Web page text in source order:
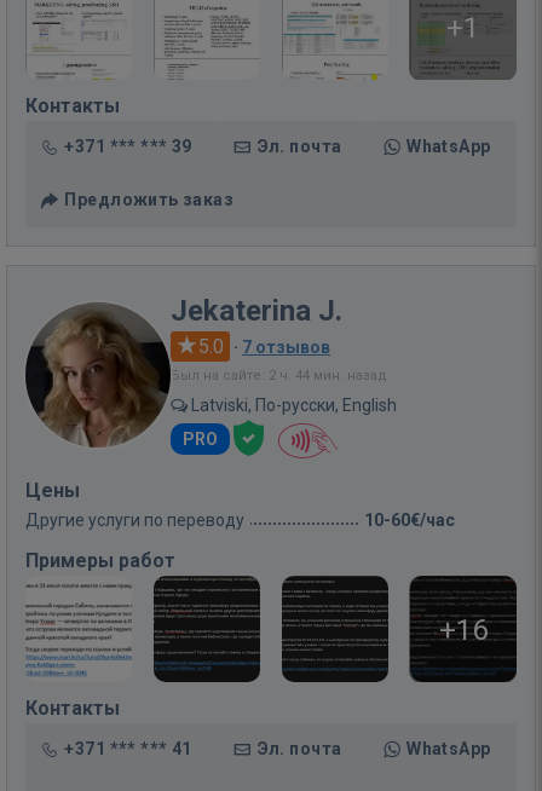
+1
Контакты
+371 *** *** 39 Эл. почта WhatsApp
Предложить заказ
Jekaterina J.
5.0 · 7 отзывов
Был на сайте: 2 ч. 44 мин. назад
Latviski, По-русски, English
PRO
Цены
Другие услуги по переводу 10-60€/час
Примеры работ
+16
Контакты
+371 *** *** 41 Эл. почта WhatsApp